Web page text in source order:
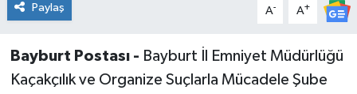
Paylaş A- A+
Bayburt Postası - Bayburt İl Emniyet Müdürlüğü
Kaçakçılık ve Organize Suçlarla Mücadele Şube